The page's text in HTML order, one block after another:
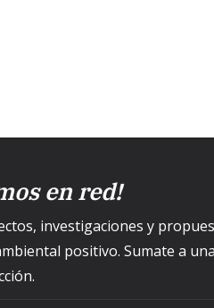
en red!
investigaciones y
positivo. Sumate a